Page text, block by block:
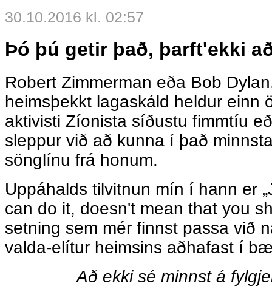
30.10.2016 kl. 02:57
Þó þú getir það, þarft'ekki
Robert Zimmerman eða Bob
heimsþekkt lagaskáld heldur einn
aktivisti Zíonista síðustu fimmtíu
sleppur við að kunna í það
sönglínu frá honum.
Uppáhalds tilvitnun mín í hann er
can do it, doesn't mean that you
setning sem mér finnst passa við
valda-elítur heimsins aðhafast í
Að ekki sé minnst á